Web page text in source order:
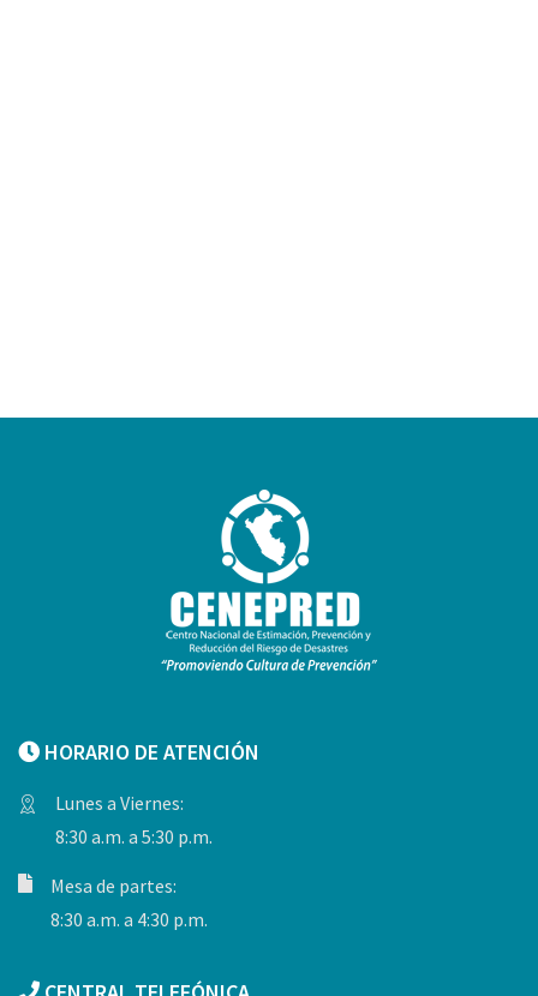
HORARIO DE ATENCIÓN
Lunes a Viernes:
8:30 a.m. a 5:30 p.m.
Mesa de partes:
8:30 a.m. a 4:30 p.m.